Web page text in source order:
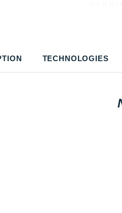
TECHNOLOGIES